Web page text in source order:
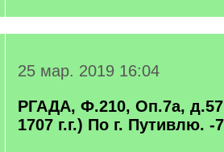
25 мар. 2019 16:04
РГАДА, Ф.210, Оп.7а, д.57
1707 г.г.) По г. Путивлю. -